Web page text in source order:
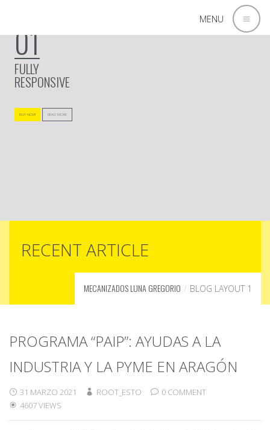
MENU
FULLY
RESPONSIVE
01
BUY NOW READ MORE
RECENT ARTICLE
MECANIZADOS LUNA GREGORIO BLOG LAYOUT 1
PROGRAMA “PAIP”: AYUDAS A LA
INDUSTRIA Y LA PYME EN ARAGÓN
31 MARZO 2021 ROOT_ESTO
0 COMMENT
4607 VIEWS